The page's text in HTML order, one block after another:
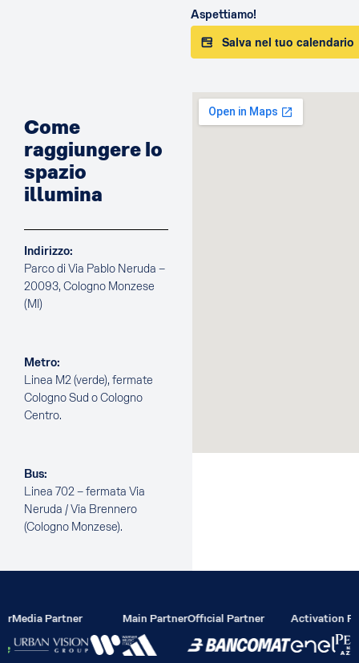
Aspettiamo!
Salva nel tuo calendario
Come
raggiungere lo
spazio
illumina
Indirizzo:
Parco di Via Pablo Neruda –
20093, Cologno Monzese
(MI)
Metro:
Linea M2 (verde), fermate
Cologno Sud o Cologno
Centro.
Bus:
Linea 702 – fermata Via
Neruda / Via Brennero
(Cologno Monzese).
Media Partner Main PartnerOfficial Partner Activation